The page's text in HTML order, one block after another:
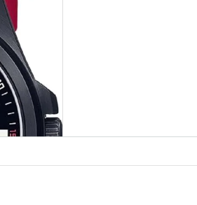
24S-2B